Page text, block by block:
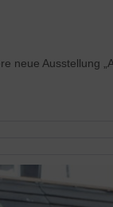
neue Ausstellung